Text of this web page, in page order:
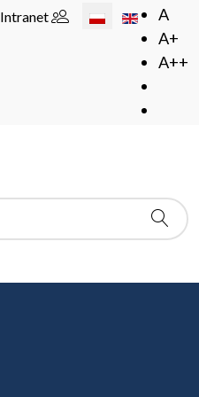
A
A+
A++
Wybierz swój język
Intranet